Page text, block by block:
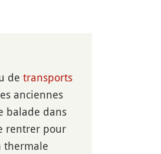
de transports
anciennes
balade dans
rentrer pour
thermale